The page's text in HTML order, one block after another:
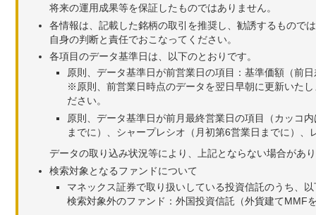
将来の運用成果等を保証したものではありません。
各情報は、記載した銘柄の取引を推奨し、勧誘するもので
自身の判断と責任でおこなってください。
各項目のデータ基準日は、以下のとおりです。
原則、データ基準日が前営業日の項目：基準価額（前
※原則、前営業日時点のデータを翌日早朝に更新いた
ださい。
原則、データ基準日が前月最終営業日の項目（カッコ
までに）、シャープレシオ（月初第6営業日までに）
データの取り込み状況等により、上記とならない場合があ
検索対象となるファンドについて
マネックス証券で取り扱いしている投資信託のうち、
検索対象外のファンド：外国投資信託（外貨建てMMF